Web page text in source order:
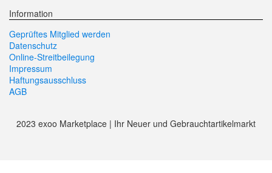
Information
Geprüftes Mitglied werden
Datenschutz
Online-Streitbeilegung
Impressum
Haftungsausschluss
AGB
2023 exoo Marketplace | Ihr Neuer und Gebrauchtartikelmarkt